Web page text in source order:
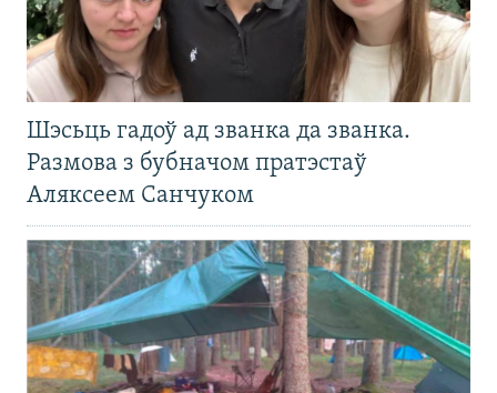
Шэсьць гадоў ад званка да званка.
Размова з бубначом пратэстаў
Аляксеем Санчуком